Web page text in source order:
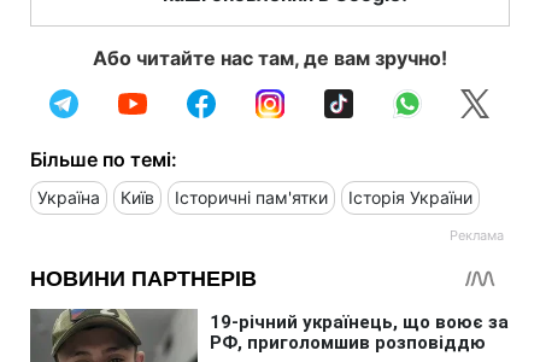
Або читайте нас там, де вам зручно!
Більше по темі:
Україна Київ Історичні пам'ятки Історія України